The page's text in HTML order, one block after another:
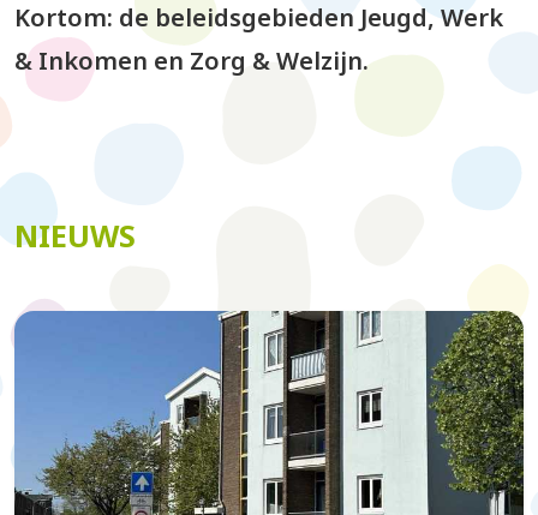
Kortom: de beleidsgebieden Jeugd, Werk
& Inkomen en Zorg & Welzijn.
NIEUWS